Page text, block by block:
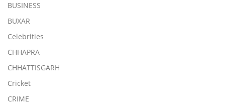
BUSINESS
BUXAR
Celebrities
CHHAPRA
CHHATTISGARH
Cricket
CRIME